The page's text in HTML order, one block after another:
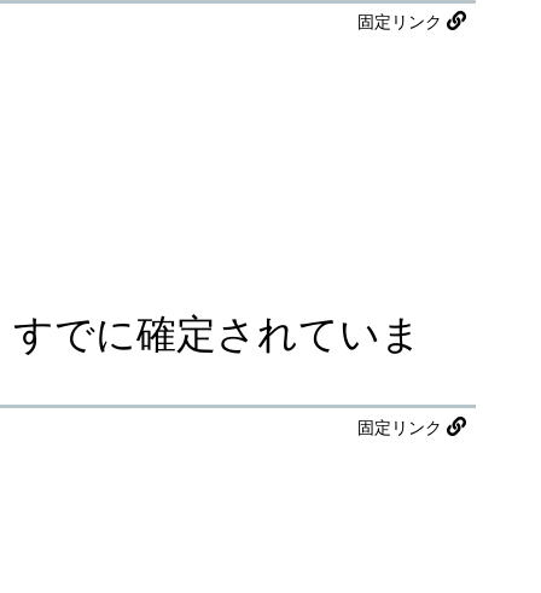
固定リンク
でに確定されていま
固定リンク